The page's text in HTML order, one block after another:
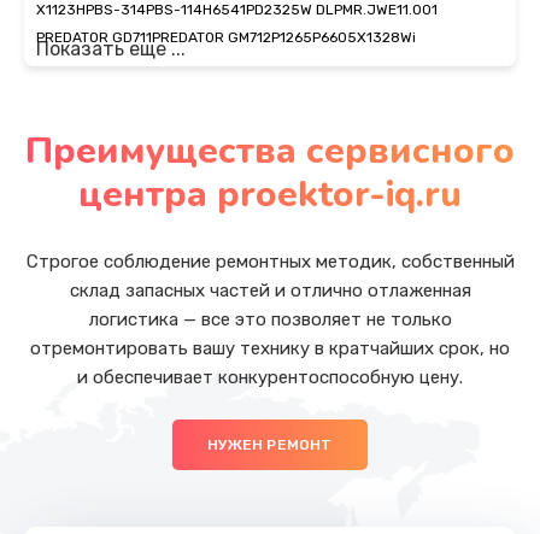
X1123HPBS-314PBS-114H6541PD2325W DLPMR.JWE11.001
PREDATOR GD711PREDATOR GM712P1265P6605X1328Wi
Показать еще ...
Преимущества сервисного
центра proektor-iq.ru
Строгое соблюдение ремонтных методик, собственный
склад запасных частей и отлично отлаженная
логистика — все это позволяет не только
отремонтировать вашу технику в кратчайших срок, но
и обеспечивает конкурентоспособную цену.
НУЖЕН РЕМОНТ